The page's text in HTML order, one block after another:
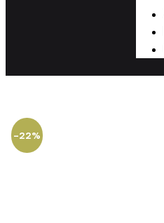
-22%